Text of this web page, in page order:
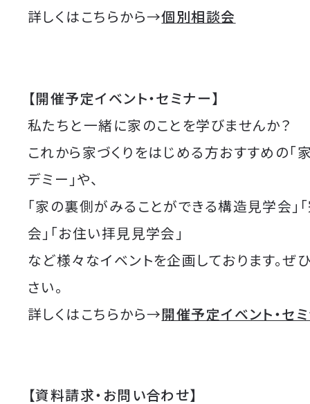
詳しくはこちらから→個別相談会
【開催予定イベント・セミナー】
私たちと一緒に家のことを学びませんか？
これから家づくりをはじめる方おすすめの「
デミー」や、
「家の裏側がみることができる構造見学会」
会」「お住い拝見見学会」
など様々なイベントを企画しております。ぜ
さい。
詳しくはこちらから→開催予定イベント・セ
【資料請求・お問い合わせ】